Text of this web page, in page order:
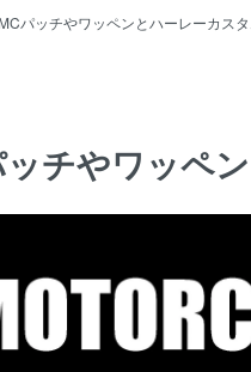
MCパッチやワッペンとハーレーカス
チやワッペ